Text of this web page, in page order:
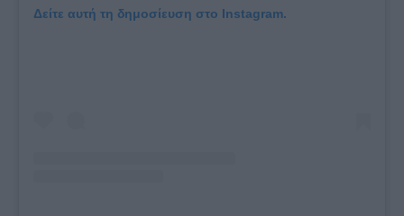
Δείτε αυτή τη δημοσίευση στο Instagram.